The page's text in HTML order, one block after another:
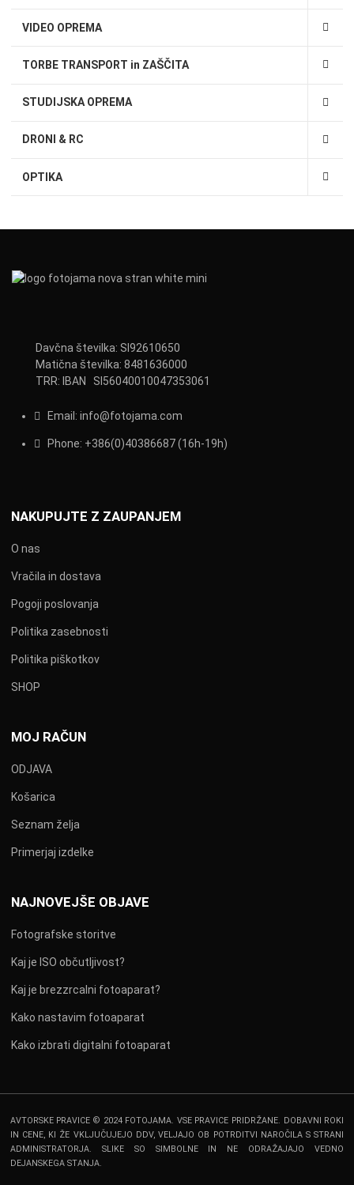
VIDEO OPREMA
TORBE TRANSPORT in ZAŠČITA
STUDIJSKA OPREMA
DRONI & RC
OPTIKA
Davčna številka: SI92610650
Matična številka: 8481636000
TRR: IBAN SI56040010047353061
Email: info@fotojama.com
Phone: +386(0)40386687 (16h-19h)
NAKUPUJTE Z ZAUPANJEM
O nas
Vračila in dostava
Pogoji poslovanja
Politika zasebnosti
Politika piškotkov
SHOP
MOJ RAČUN
ODJAVA
Košarica
Seznam želja
Primerjaj izdelke
NAJNOVEJŠE OBJAVE
Fotografske storitve
Kaj je ISO občutljivost?
Kaj je brezzrcalni fotoaparat?
Kako nastavim fotoaparat
Kako izbrati digitalni fotoaparat
AVTORSKE PRAVICE © 2024 FOTOJAMA. VSE PRAVICE PRIDRŽANE. DOBAVNI ROKI
IN CENE, KI ŽE VKLJUČUJEJO DDV, VELJAJO OB POTRDITVI NAROČILA S STRANI
ADMINISTRATORJA. SLIKE SO SIMBOLNE IN NE ODRAŽAJAJO VEDNO
DEJANSKEGA STANJA.